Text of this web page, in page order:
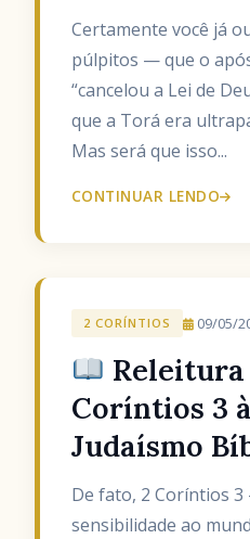
Certamente você já
púlpitos — que o
“cancelou a Lei de
que a Torá era
Mas será que isso...
CONTINUAR LENDO
2 CORÍNTIOS 09/05/
Releitura
Coríntios 3
Judaísmo
De fato, 2 Coríntios
sensibilidade ao